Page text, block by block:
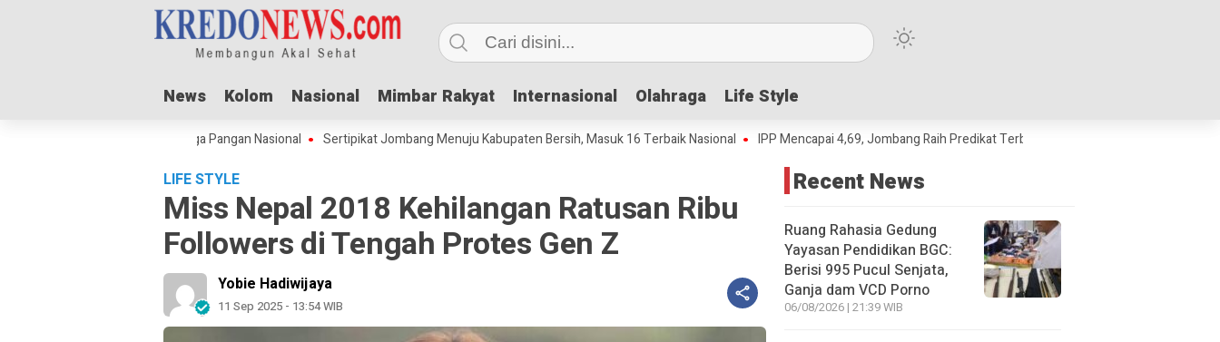
News Kolom Nasional Mimbar Rakyat Internasional Olahraga Life Style
News Kolom Nasional Mimbar Rakyat Internasional Olahraga Life Style
Dorong Lonjakan Harga Pangan Nasional Sertipikat Jombang Menuju Kabupaten Bersih, Masuk 16 Terbaik Nasional IPP Mencapai 4,69, Jombang Raih Predikat Terbaik Jawa Timur dan Peringkat III Nasional
LIFE STYLE
Miss Nepal 2018 Kehilangan Ratusan Ribu
Followers di Tengah Protes Gen Z
Yobie Hadiwijaya
11 Sep 2025 - 13:54 WIB
Recent News
Ruang Rahasia Gedung
Yayasan Pendidikan BGC:
Berisi 995 Pucul Senjata,
Ganja dam VCD Porno
06/08/2026 | 21:39 WIB